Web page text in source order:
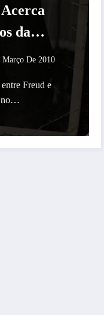
da
Março De 2010
Freud e
no…